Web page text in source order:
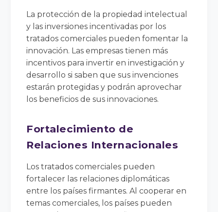
La protección de la propiedad intelectual
y las inversiones incentivadas por los
tratados comerciales pueden fomentar la
innovación. Las empresas tienen más
incentivos para invertir en investigación y
desarrollo si saben que sus invenciones
estarán protegidas y podrán aprovechar
los beneficios de sus innovaciones.
Fortalecimiento de
Relaciones Internacionales
Los tratados comerciales pueden
fortalecer las relaciones diplomáticas
entre los países firmantes. Al cooperar en
temas comerciales, los países pueden